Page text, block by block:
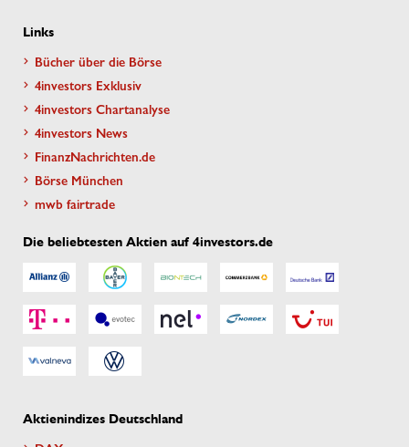
Links
Bücher über die Börse
4investors Exklusiv
4investors Chartanalyse
4investors News
FinanzNachrichten.de
Börse München
mwb fairtrade
Die beliebtesten Aktien auf 4investors.de
Aktienindizes Deutschland